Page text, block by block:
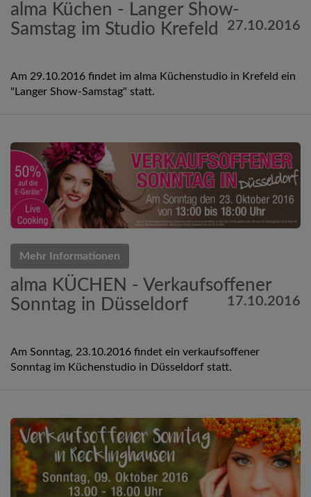
alma Küchen - Langer Show-
Samstag im Studio Krefeld
27.10.2016
Am 29.10.2016 findet im alma Küchenstudio in Krefeld ein
"Langer Show-Samstag" statt.
Mehr Informationen
alma KÜCHEN - Verkaufsoffener
Sonntag in Düsseldorf
17.10.2016
Am Sonntag, 23.10.2016 findet ein verkaufsoffener
Sonntag im Küchenstudio in Düsseldorf statt.